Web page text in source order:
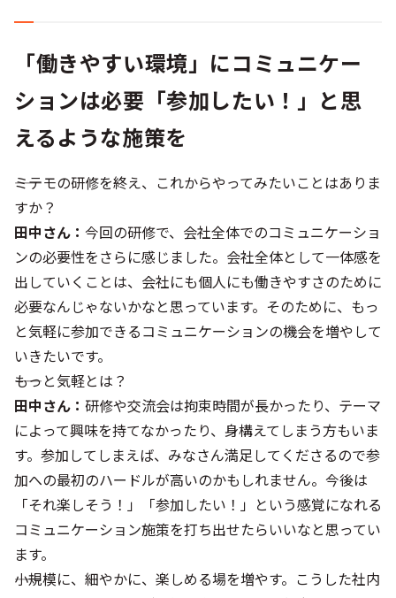
「働きやすい環境」にコミュニケー
ションは必要「参加したい！」と思
えるような施策を
――ミテモの研修を終え、これからやってみたいことはありま
すか？
田中さん： 今回の研修で、会社全体でのコミュニケーショ
ンの必要性をさらに感じました。会社全体として一体感を
出していくことは、会社にも個人にも働きやすさのために
必要なんじゃないかなと思っています。そのために、もっ
と気軽に参加できるコミュニケーションの機会を増やして
いきたいです。
――もっと気軽とは？
田中さん： 研修や交流会は拘束時間が長かったり、テーマ
によって興味を持てなかったり、身構えてしまう方もいま
す。参加してしまえば、みなさん満足してくださるので参
加への最初のハードルが高いのかもしれません。今後は
「それ楽しそう！」「参加したい！」という感覚になれる
コミュニケーション施策を打ち出せたらいいなと思ってい
ます。
――小規模に、細やかに、楽しめる場を増やす。こうした社内